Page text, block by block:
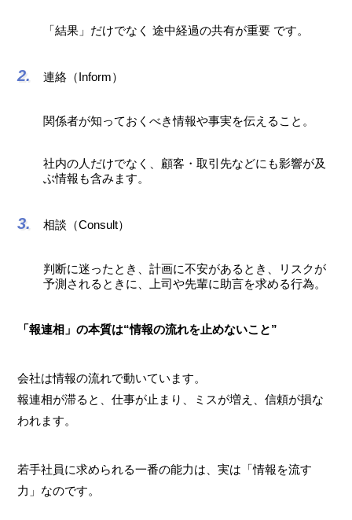
「結果」だけでなく 途中経過の共有が重要 です。
連絡（Inform）
関係者が知っておくべき情報や事実を伝えること。
社内の人だけでなく、顧客・取引先などにも影響が及
ぶ情報も含みます。
相談（Consult）
判断に迷ったとき、計画に不安があるとき、リスクが
予測されるときに、上司や先輩に助言を求める行為。
「報連相」の本質は“情報の流れを止めないこと”
会社は情報の流れで動いています。
報連相が滞ると、仕事が止まり、ミスが増え、信頼が損な
われます。
若手社員に求められる一番の能力は、実は「情報を流す
力」なのです。